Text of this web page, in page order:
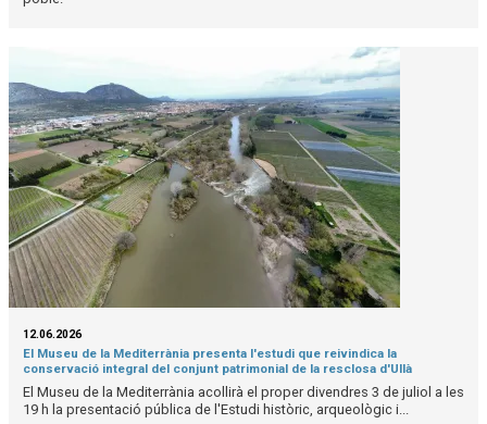
12.06.2026
El Museu de la Mediterrània presenta l'estudi que reivindica la
conservació integral del conjunt patrimonial de la resclosa d'Ullà
El Museu de la Mediterrània acollirà el proper divendres 3 de juliol a les
19 h la presentació pública de l'Estudi històric, arqueològic i...